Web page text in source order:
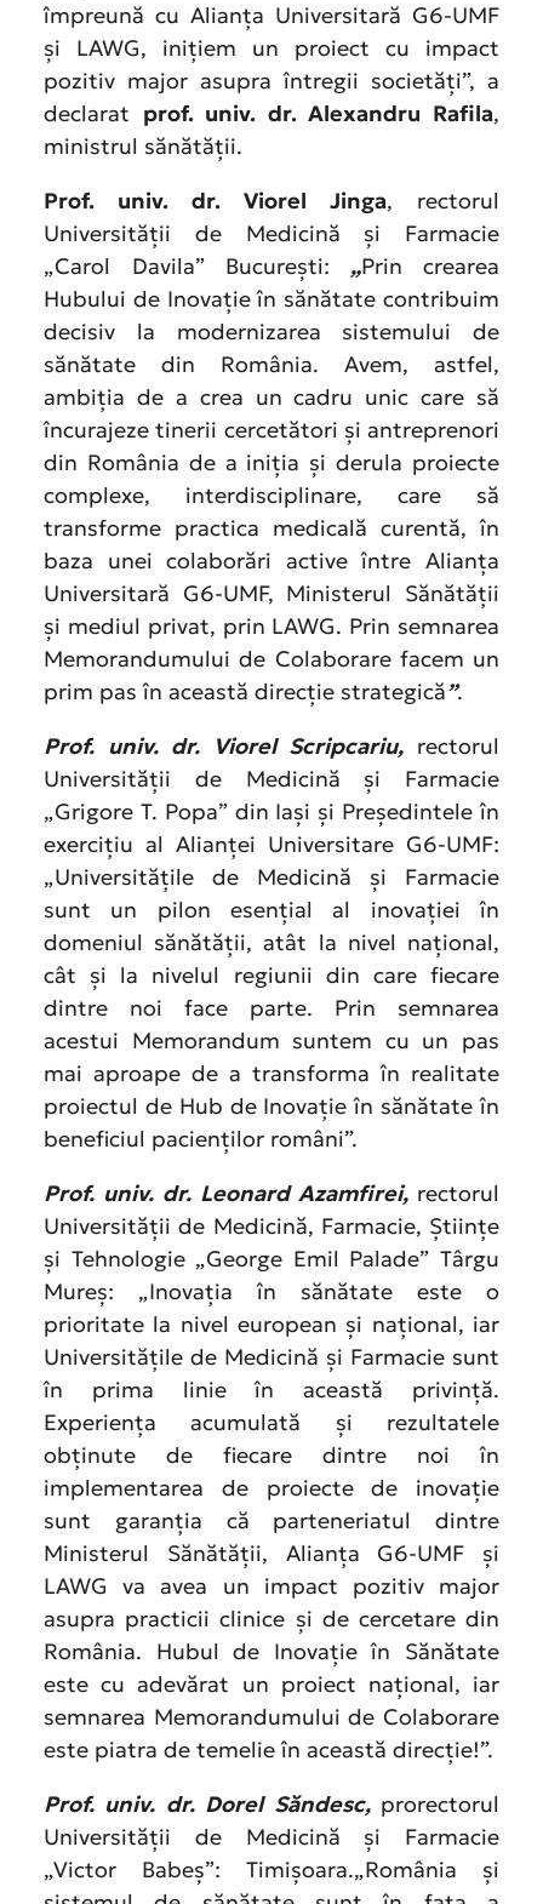
împreună cu Alianța Universitară G6-UMF
și LAWG, inițiem un proiect cu impact
pozitiv major asupra întregii societăți”, a
declarat prof. univ. dr. Alexandru Rafila,
ministrul sănătății.
Prof. univ. dr. Viorel Jinga, rectorul
Universității de Medicină și Farmacie
„Carol Davila” București: „Prin crearea
Hubului de Inovație în sănătate contribuim
decisiv la modernizarea sistemului de
sănătate din România. Avem, astfel,
ambiția de a crea un cadru unic care să
încurajeze tinerii cercetători și antreprenori
din România de a iniția și derula proiecte
complexe, interdisciplinare, care să
transforme practica medicală curentă, în
baza unei colaborări active între Alianța
Universitară G6-UMF, Ministerul Sănătății
și mediul privat, prin LAWG. Prin semnarea
Memorandumului de Colaborare facem un
prim pas în această direcție strategică”.
Prof. univ. dr. Viorel Scripcariu, rectorul
Universității de Medicină și Farmacie
„Grigore T. Popa” din Iași și Președintele în
exercițiu al Alianței Universitare G6-UMF:
„Universitățile de Medicină și Farmacie
sunt un pilon esențial al inovației în
domeniul sănătății, atât la nivel național,
cât și la nivelul regiunii din care fiecare
dintre noi face parte. Prin semnarea
acestui Memorandum suntem cu un pas
mai aproape de a transforma în realitate
proiectul de Hub de Inovație în sănătate în
beneficiul pacienților români”.
Prof. univ. dr. Leonard Azamfirei, rectorul
Universității de Medicină, Farmacie, Științe
și Tehnologie „George Emil Palade” Târgu
Mureș: „Inovația în sănătate este o
prioritate la nivel european și național, iar
Universitățile de Medicină și Farmacie sunt
în prima linie în această privință.
Experiența acumulată și rezultatele
obținute de fiecare dintre noi în
implementarea de proiecte de inovație
sunt garanția că parteneriatul dintre
Ministerul Sănătății, Alianța G6-UMF și
LAWG va avea un impact pozitiv major
asupra practicii clinice și de cercetare din
România. Hubul de Inovație în Sănătate
este cu adevărat un proiect național, iar
semnarea Memorandumului de Colaborare
este piatra de temelie în această direcție!”.
Prof. univ. dr. Dorel Săndesc, prorectorul
Universității de Medicină și Farmacie
„Victor Babeș”: Timișoara.„România și